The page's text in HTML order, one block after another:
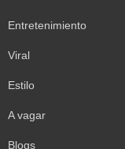
Entretenimiento
Viral
Estilo
A vagar
Blogs